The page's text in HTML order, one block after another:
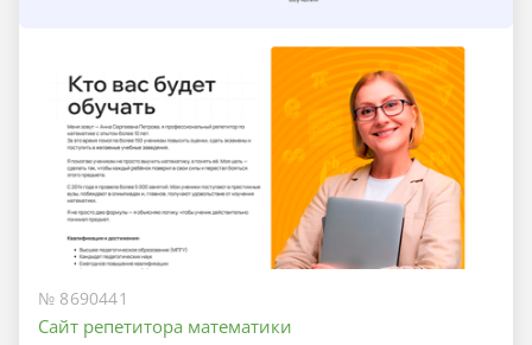
№ 8690441
Сайт репетитора математики